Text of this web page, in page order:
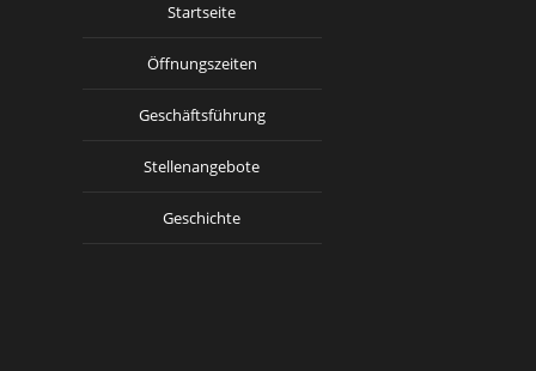
Startseite
Öffnungszeiten
Geschäftsführung
Stellenangebote
Geschichte